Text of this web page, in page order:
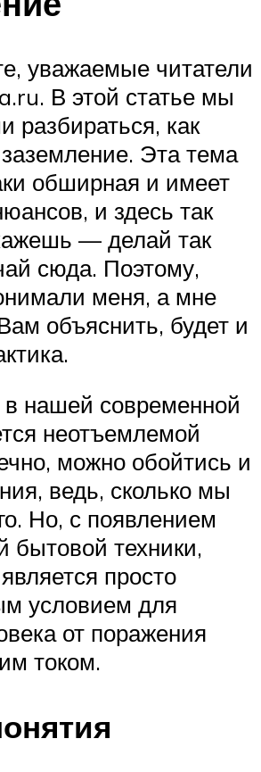
уважаемые читатели
В этой статье мы
разбираться, как
Эта тема
обширная и имеет
и здесь так
— делай так
сюда. Поэтому,
меня, а мне
объяснить, будет и
нашей современной
неотъемлемой
можно обойтись и
ведь, сколько мы
Но, с появлением
бытовой техники,
просто
условием для
от поражения
током.